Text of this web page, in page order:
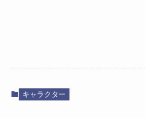
キャラクター